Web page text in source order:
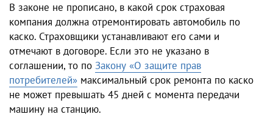
В законе не прописано, в какой срок страховая
компания должна отремонтировать автомобиль по
каско. Страховщики устанавливают его сами и
отмечают в договоре. Если это не указано в
соглашении, то по Закону «О защите прав
потребителей» максимальный срок ремонта по каско
не может превышать 45 дней с момента передачи
машину на станцию.